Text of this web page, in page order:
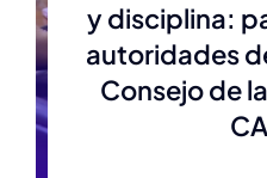
y disciplina:
autoridades
Consejo de